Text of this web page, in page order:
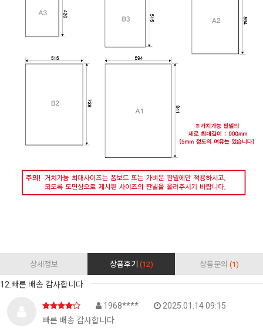
상세정보 상품후기 (12) 상품문의 (1)
12.빠른 배송 감사합니다
1968****
2025.01.14 09:15
빠른 배송 감사합니다